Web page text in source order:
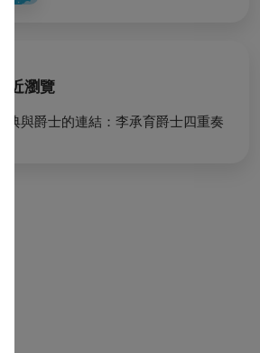
最近瀏覽
古典與爵士的連結：李承育爵士四重奏